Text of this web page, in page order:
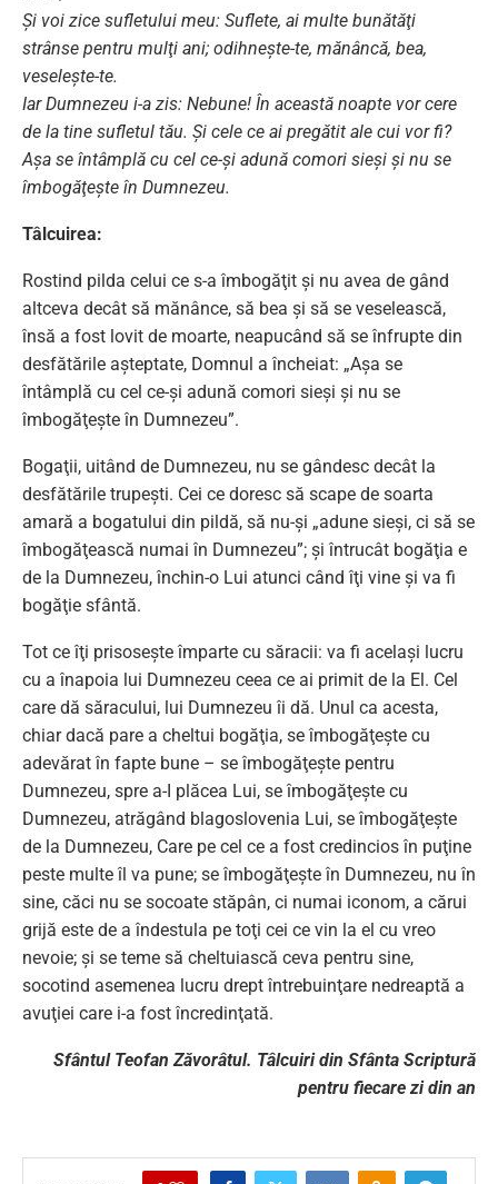
Şi voi zice sufletului meu: Suflete, ai multe bunătăţi
strânse pentru mulţi ani; odihneşte-te, mănâncă, bea,
veseleşte-te.
Iar Dumnezeu i-a zis: Nebune! În această noapte vor cere
de la tine sufletul tău. Şi cele ce ai pregătit ale cui vor fi?
Aşa se întâmplă cu cel ce-şi adună comori sieşi şi nu se
îmbogăţeşte în Dumnezeu.
Tâlcuirea:
Rostind pilda celui ce s-a îmbogăţit şi nu avea de gând
altceva decât să mănânce, să bea şi să se veselească,
însă a fost lovit de moarte, neapucând să se înfrupte din
desfătările aşteptate, Domnul a încheiat: „Aşa se
întâmplă cu cel ce-şi adună comori sieşi şi nu se
îmbogăţeşte în Dumnezeu”.
Bogaţii, uitând de Dumnezeu, nu se gândesc decât la
desfătările trupeşti. Cei ce doresc să scape de soarta
amară a bogatului din pildă, să nu-şi „adune sieşi, ci să se
îmbogăţească numai în Dumnezeu”; şi întrucât bogăţia e
de la Dumnezeu, închin-o Lui atunci când îţi vine şi va fi
bogăţie sfântă.
Tot ce îţi prisoseşte împarte cu săracii: va fi acelaşi lucru
cu a înapoia lui Dumnezeu ceea ce ai primit de la El. Cel
care dă săracului, lui Dumnezeu îi dă. Unul ca acesta,
chiar dacă pare a cheltui bogăţia, se îmbogăţeşte cu
adevărat în fapte bune – se îmbogăţeşte pentru
Dumnezeu, spre a-I plăcea Lui, se îmbogăţeşte cu
Dumnezeu, atrăgând blagoslovenia Lui, se îmbogăţeşte
de la Dumnezeu, Care pe cel ce a fost credincios în puţine
peste multe îl va pune; se îmbogăţeşte în Dumnezeu, nu în
sine, căci nu se socoate stăpân, ci numai iconom, a cărui
grijă este de a îndestula pe toţi cei ce vin la el cu vreo
nevoie; şi se teme să cheltuiască ceva pentru sine,
socotind asemenea lucru drept întrebuinţare nedreaptă a
avuţiei care i-a fost încredinţată.
Sfântul Teofan Zăvorâtul. Tâlcuiri din Sfânta Scriptură
pentru fiecare zi din an